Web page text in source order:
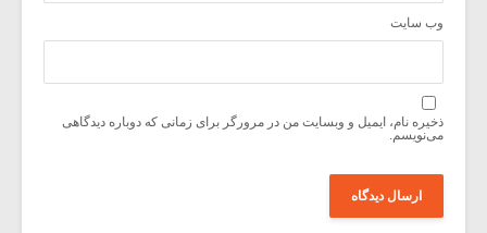
وب‌ سایت
ذخیره نام، ایمیل و وبسایت من در مرورگر برای زمانی که دوباره دیدگاهی
می‌نویسم.